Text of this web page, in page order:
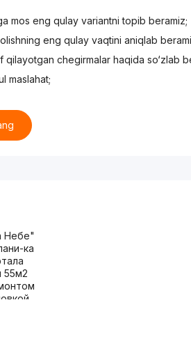
mos eng qulay variantni topib beramiz;
eng qulay vaqtini aniqlab
qilayotgan chegirmalar haqida so‘zlab
maslahat;
Небе"
ка
55м2